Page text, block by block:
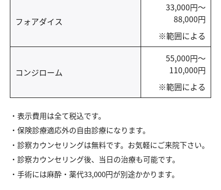
フォアダイス
33,000円～
88,000円
※範囲による
コンジローム
55,000円～
110,000円
※範囲による
表示費用は全て税込です。
保険診療適応外の自由診療になります。
診察カウンセリングは無料です。お気軽にご来院下さい。
診察カウンセリング後、当日の治療も可能です。
手術には麻酔・薬代33,000円が別途かかります。